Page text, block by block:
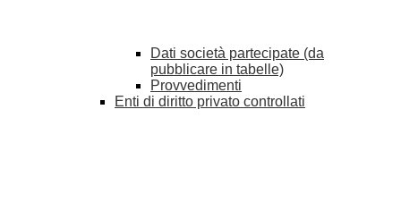
Dati società partecipate (da
pubblicare in tabelle)
Provvedimenti
Enti di diritto privato controllati